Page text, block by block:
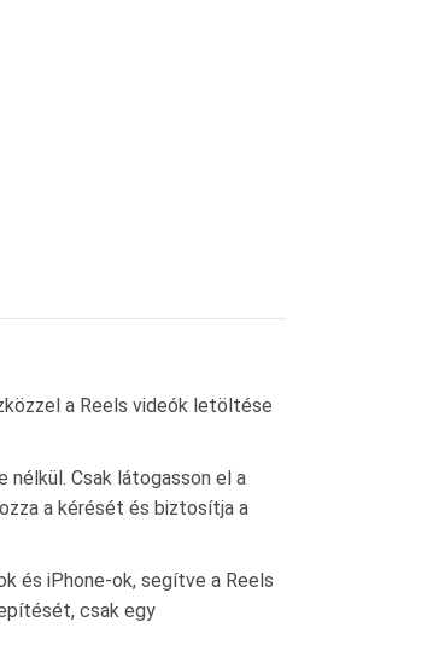
a Reels videók letöltése
Csak látogasson el a
a kérését és biztosítja a
és iPhone-ok, segítve a Reels
csak egy